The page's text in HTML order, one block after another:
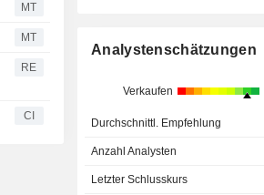
MT
MT
RE
CI
Analystenschätzungen
Verkaufen
Durchschnittl. Empfehlung
Anzahl Analysten
Letzter Schlusskurs